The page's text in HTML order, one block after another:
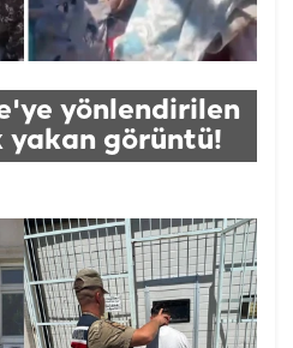
yönlendirilen
yakan görüntü!